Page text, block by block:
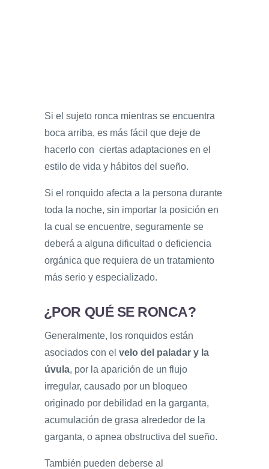
Si el sujeto ronca mientras se encuentra
boca arriba, es más fácil que deje de
hacerlo con ciertas adaptaciones en el
estilo de vida y hábitos del sueño.
Si el ronquido afecta a la persona durante
toda la noche, sin importar la posición en
la cual se encuentre, seguramente se
deberá a alguna dificultad o deficiencia
orgánica que requiera de un tratamiento
más serio y especializado.
¿POR QUÉ SE RONCA?
Generalmente, los ronquidos están
asociados con el velo del paladar y la
úvula, por la aparición de un flujo
irregular, causado por un bloqueo
originado por debilidad en la garganta,
acumulación de grasa alrededor de la
garganta, o apnea obstructiva del sueño.
También pueden deberse al